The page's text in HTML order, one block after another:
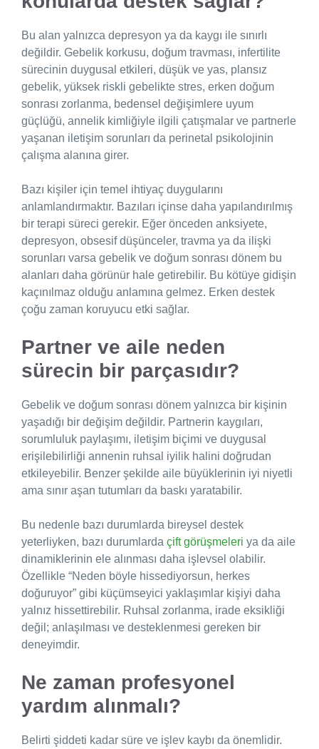
Bu alan yalnızca depresyon ya da kaygı ile sınırlı
değildir. Gebelik korkusu, doğum travması, infertilite
sürecinin duygusal etkileri, düşük ve yas, plansız
gebelik, yüksek riskli gebelikte stres, erken doğum
sonrası zorlanma, bedensel değişimlere uyum
güçlüğü, annelik kimliğiyle ilgili çatışmalar ve partnerle
yaşanan iletişim sorunları da perinetal psikolojinin
çalışma alanına girer.
Bazı kişiler için temel ihtiyaç duygularını
anlamlandırmaktır. Bazıları içinse daha yapılandırılmış
bir terapi süreci gerekir. Eğer önceden anksiyete,
depresyon, obsesif düşünceler, travma ya da ilişki
sorunları varsa gebelik ve doğum sonrası dönem bu
alanları daha görünür hale getirebilir. Bu kötüye gidişin
kaçınılmaz olduğu anlamına gelmez. Erken destek
çoğu zaman koruyucu etki sağlar.
Partner ve aile neden
sürecin bir parçasıdır?
Gebelik ve doğum sonrası dönem yalnızca bir kişinin
yaşadığı bir değişim değildir. Partnerin kaygıları,
sorumluluk paylaşımı, iletişim biçimi ve duygusal
erişilebilirliği annenin ruhsal iyilik halini doğrudan
etkileyebilir. Benzer şekilde aile büyüklerinin iyi niyetli
ama sınır aşan tutumları da baskı yaratabilir.
Bu nedenle bazı durumlarda bireysel destek
yeterliyken, bazı durumlarda çift görüşmeleri ya da aile
dinamiklerinin ele alınması daha işlevsel olabilir.
Özellikle “Neden böyle hissediyorsun, herkes
doğuruyor” gibi küçümseyici yaklaşımlar kişiyi daha
yalnız hissettirebilir. Ruhsal zorlanma, irade eksikliği
değil; anlaşılması ve desteklenmesi gereken bir
deneyimdir.
Ne zaman profesyonel
yardım alınmalı?
Belirti şiddeti kadar süre ve işlev kaybı da önemlidir.